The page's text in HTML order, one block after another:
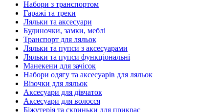
Набори з транспортом
Гаражі та треки
Ляльки та аксесуари
Будиночки, замки, меблі
Транспорт для ляльок
Ляльки та пупси з аксесуарами
Ляльки та пупси функціональні
Манекени для зачісок
Набори одягу та аксесуарів для ляльок
Візочки для ляльок
Аксесуари для дівчаток
Аксесуари для волосся
Біжутерія та скриньки для прикрас